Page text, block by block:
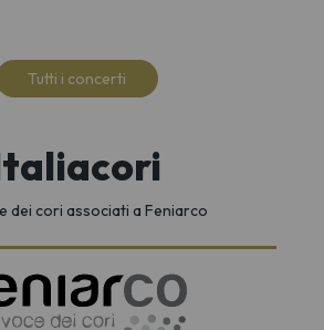
Tutti i concerti
dei cori associati a Feniarco